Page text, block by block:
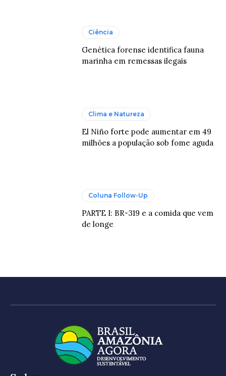
Ciência
Genética forense identifica fauna
marinha em remessas ilegais
Clima e Natureza
El Niño forte pode aumentar em 49
milhões a população sob fome aguda
Coluna Follow-Up
PARTE I: BR-319 e a comida que vem
de longe